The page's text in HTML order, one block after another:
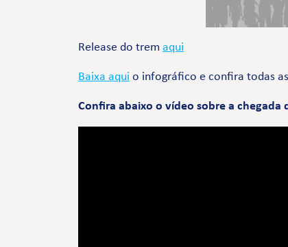
Release do trem aqui
Baixa aqui o infográfico e confira todas
Confira abaixo o vídeo sobre a chegada